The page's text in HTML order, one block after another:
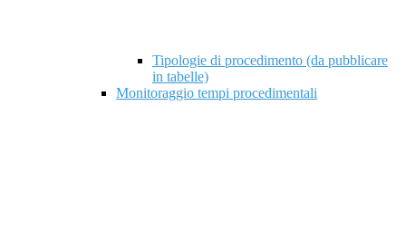
Tipologie di procedimento (da pubblicare
in tabelle)
Monitoraggio tempi procedimentali